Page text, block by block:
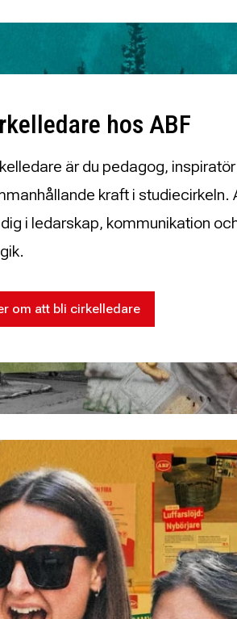
hos ABF
är du pedagog, inspiratör
kraft i studiecirkeln.
i ledarskap, kommunikation
om att bli cirkelledare